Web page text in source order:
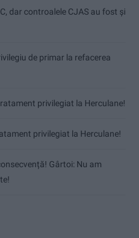
dar controalele CJAS au fost și
de primar la refacerea
privilegiat la Herculane!
privilegiat la Herculane!
Gârtoi: Nu am